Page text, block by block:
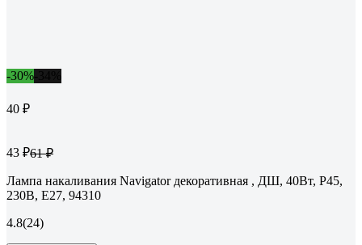
-30%
40 ₽
43 ₽61 ₽
Лампа накаливания Navigator декоративная , ДШ, 40Вт, Р45,
230В, Е27, 94310
4.8(24)